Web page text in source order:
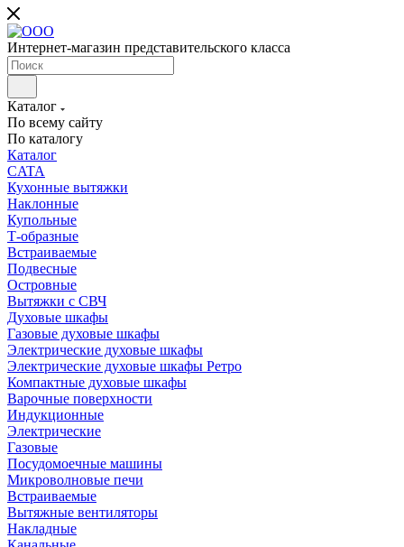
Интернет-магазин представительского класса
Каталог
По всему сайту
По каталогу
Каталог
CATA
Кухонные вытяжки
Наклонные
Купольные
Т-образные
Встраиваемые
Подвесные
Островные
Вытяжки с СВЧ
Духовые шкафы
Газовые духовые шкафы
Электрические духовые шкафы
Электрические духовые шкафы Ретро
Компактные духовые шкафы
Варочные поверхности
Индукционные
Электрические
Газовые
Посудомоечные машины
Микроволновые печи
Встраиваемые
Вытяжные вентиляторы
Накладные